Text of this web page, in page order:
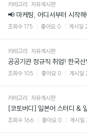
카테고리 자유게시판
📢 마케팅, 어디서부터 시작
조회수 175 좋아요 0 게시일
카테고리 자유게시판
조회수 105 좋아요 0 게시일
카테고리 자유게시판
[코토버디] 일본어 스터디 &
조회수 166 좋아요 0 게시일